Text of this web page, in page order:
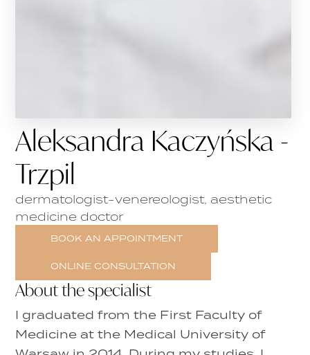
Aleksandra Kaczyńska -
Trzpil
dermatologist-venereologist, aesthetic
medicine doctor
BOOK AN APPOINTMENT
ONLINE CONSULTATION
About the specialist
I graduated from the First Faculty of
Medicine at the Medical University of